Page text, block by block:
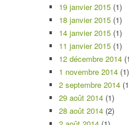
19 janvier 2015 (1)
18 janvier 2015 (1)
14 janvier 2015 (1)
11 janvier 2015 (1)
12 décembre 2014
1 novembre 2014 (1)
2 septembre 2014
29 août 2014 (1)
28 août 2014 (2)